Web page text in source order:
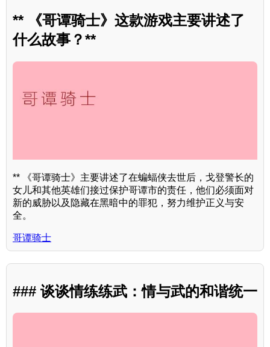
** 《哥谭骑士》这款游戏主要讲述了
什么故事？**
** 《哥谭骑士》主要讲述了在蝙蝠侠去世后，戈登警长的
女儿和其他英雄们接过保护哥谭市的责任，他们必须面对
新的威胁以及隐藏在黑暗中的罪犯，努力维护正义与安
全。
哥谭骑士
### 谈谈情练练武：情与武的和谐统一